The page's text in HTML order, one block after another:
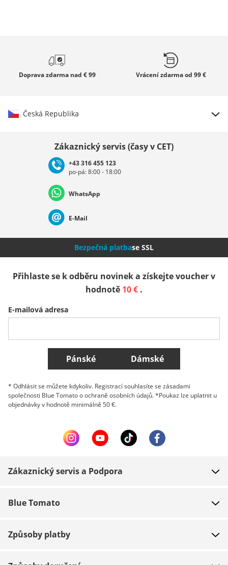
Doprava zdarmanad € 99 Vrácení zdarmaod 99 €
Česká Republika
Deutschland Österreich
Nederland Italia (Italiano) Italien (Deutsch)
Všechny země
Zákaznický servis (časy v CET)
+43 316 455 123
po-pá: 8:00 - 18:00
WhatsApp
E-Mail
Bezpečná platbase SSL
Přihlaste se k odběru novinek a získejte voucher v
hodnotě 10 € .
E-mailová adresa
Pánské Dámské
* Odhlásit se můžete kdykoliv. Registrací souhlasíte se zásadami
společnosti Blue Tomato o ochraně osobních údajů. *Poukaz lze uplatnit u
objednávky v hodnotě minimálně 50 €.
Zákaznický servis a Podpora
Platba
Blue Tomato
Práce
Způsoby platby